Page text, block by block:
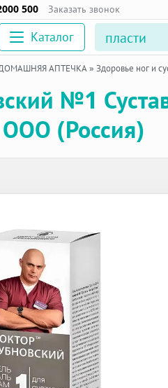
500 Заказать звонок
Каталог
АПТЕЧКА» Здоровье ног и
№1
(Россия)